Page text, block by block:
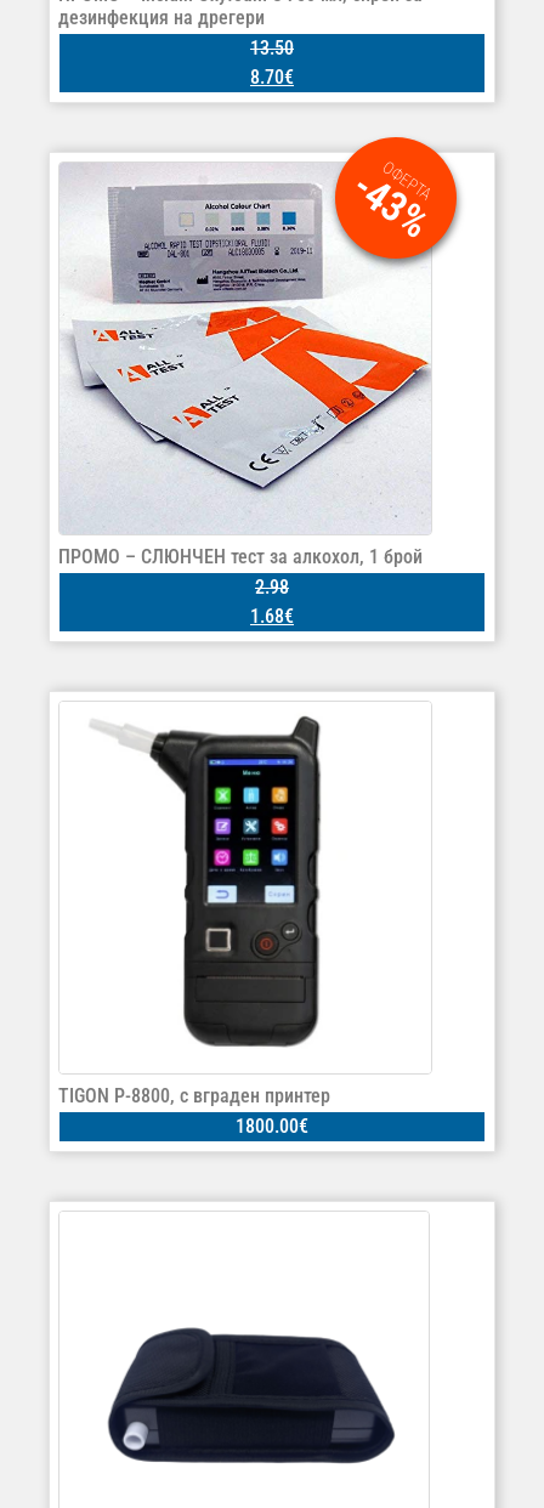
дезинфекция на дрегери
13.50
8.70€
ОФЕРТА
-43%
ПРОМО – СЛЮНЧЕН тест за алкохол, 1 брой
2.98
1.68€
TIGON P-8800, с вграден принтер
1800.00€